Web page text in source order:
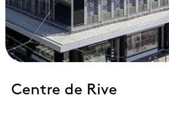
Centre de Rive